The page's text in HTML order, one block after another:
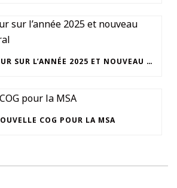
UNOCAM : RETOUR SUR L’ANNÉE 2025 ET NOUVEAU SECRÉTAIRE GÉNÉRAL
COG POUR LA MSA